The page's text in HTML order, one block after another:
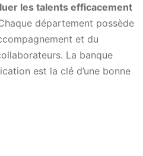
les talents efficacement
département possède
et du
La banque
est la clé d’une bonne